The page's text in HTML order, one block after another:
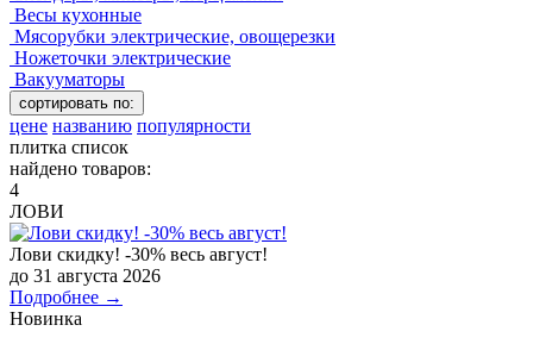
Весы кухонные
Мясорубки электрические, овощерезки
Ножеточки электрические
Вакууматоры
сортировать по:
цене названию популярности
плитка список
найдено товаров:
4
ЛОВИ
Лови скидку! -30% весь август!
до 31 августа 2026
Подробнее →
Новинка